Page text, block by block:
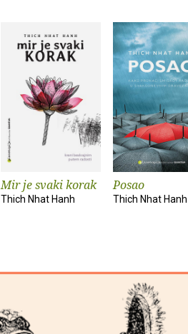
Mir je svaki korak
Thich Nhat Hanh
Posao
Thich Nhat Hanh